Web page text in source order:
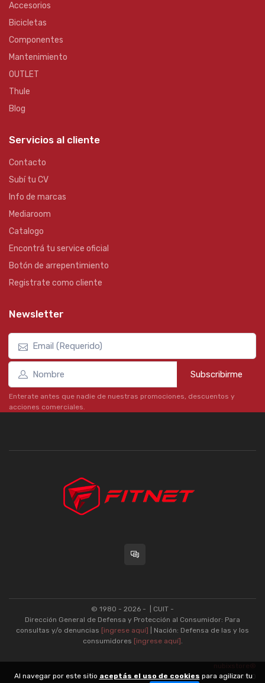
Accesorios
Bicicletas
Componentes
Mantenimiento
OUTLET
Thule
Blog
Servicios al cliente
Contacto
Subí tu CV
Info de marcas
Mediaroom
Catalogo
Encontrá tu service oficial
Botón de arrepentimiento
Registrate como cliente
Newsletter
Subscribirme
Enterate antes que nadie de nuestras promociones, descuentos y
acciones comerciales.
© 1980 - 2026 -
| CUIT -
Dirección General de Defensa y Protección al Consumidor: Para
consultas y/o denuncias [ingrese aquí]
| Nación: Defensa de las y los
consumidores [ingrese aquí] .
v13.08.0
Al navegar por este sitio aceptás el uso de cookies para agilizar tu